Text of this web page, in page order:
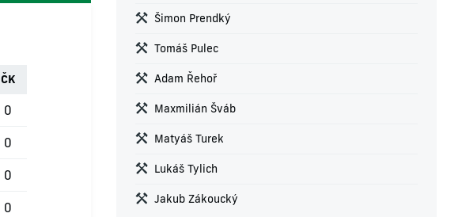
ČK
0
0
0
0
Šimon Prendký
Tomáš Pulec
Adam Řehoř
Maxmilián Šváb
Matyáš Turek
Lukáš Tylich
Jakub Zákoucký